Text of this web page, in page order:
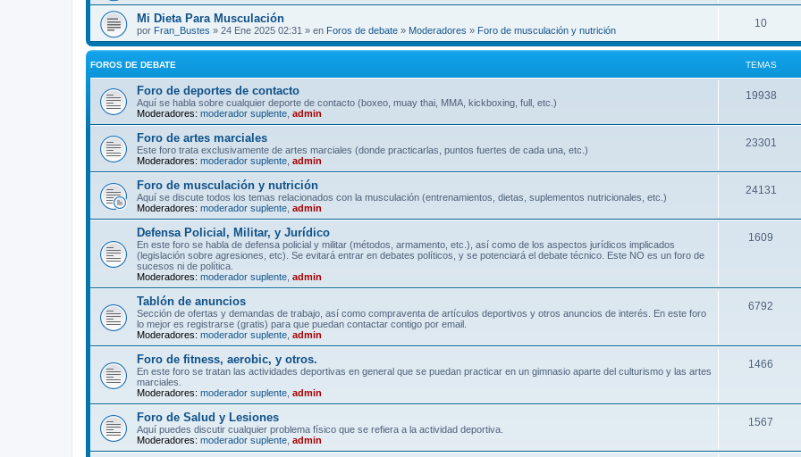
Mi Dieta Para Musculación
por Fran_Bustes » 24 Ene 2025 02:31 » en Foros de debate » Moderadores » Foro de musculación y nutrición
10
FOROS DE DEBATE TEMAS
Foro de deportes de contacto
Aquí se habla sobre cualquier deporte de contacto (boxeo, muay thai, MMA, kickboxing, full, etc.)
Moderadores: moderador suplente admin
19938
Foro de artes marciales
Este foro trata exclusivamente de artes marciales (donde practicarlas, puntos fuertes de cada una, etc.)
Moderadores: moderador suplente admin
23301
Foro de musculación y nutrición
Aquí se discute todos los temas relacionados con la musculación (entrenamientos, dietas, suplementos nutricionales, etc.)
Moderadores: moderador suplente admin
24131
Defensa Policial, Militar, y Jurídico
En este foro se habla de defensa policial y militar (métodos, armamento, etc.), así como de los aspectos jurídicos implicados
(legislación sobre agresiones, etc). Se evitará entrar en debates políticos, y se potenciará el debate técnico. Este NO es un foro de
sucesos ni de política.
Moderadores: moderador suplente admin
1609
Tablón de anuncios
Sección de ofertas y demandas de trabajo, así como compraventa de artículos deportivos y otros anuncios de interés. En este foro
lo mejor es registrarse (gratis) para que puedan contactar contigo por email.
Moderadores: moderador suplente admin
6792
Foro de fitness, aerobic, y otros.
En este foro se tratan las actividades deportivas en general que se puedan practicar en un gimnasio aparte del culturismo y las artes
marciales.
Moderadores: moderador suplente admin
1466
Foro de Salud y Lesiones
Aquí puedes discutir cualquier problema físico que se refiera a la actividad deportiva.
Moderadores: moderador suplente admin
1567